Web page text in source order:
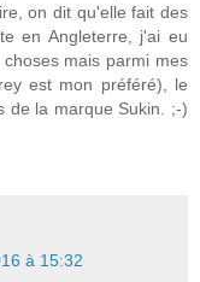
on dit qu'elle fait des
en Angleterre, j'ai eu
mais parmi mes
est mon préféré), le
de la marque Sukin. ;-)
à 15:32